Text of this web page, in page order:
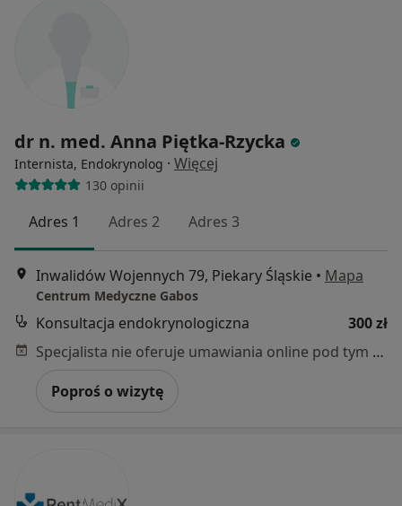
dr n. med. Anna Piętka-Rzycka
Internista, Endokrynolog · Więcej
130 opinii
Adres 1 Adres 2 Adres 3
Inwalidów Wojennych 79, Piekary Śląskie • Mapa
Centrum Medyczne Gabos
Konsultacja endokrynologiczna
300 zł
Specjalista nie oferuje umawiania online pod tym adresem.
Poproś o wizytę